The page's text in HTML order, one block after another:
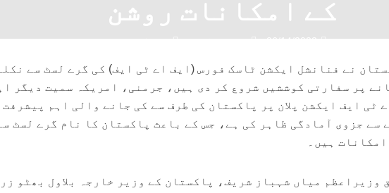
کے امکانات روشن
06/14/2022 تبصرہ لکھیے ویب ڈیسک
نے فنانشل ایکشن ٹاسک فورس (ایف اے ٹی ایف) کی گرے لسٹ سے
پر سفارتی کوششیں شروع کر دی ہیں، جرمنی، امریکہ سمیت دیگر
ٹی ایف ایکشن پلان پر پاکستان کی طرف سے کی جانے والی اہم پیشرفت
سے جزوی آمادگی ظاہر کی ہے، جس کے باعث پاکستان کا نام گرے لسٹ
ہیں۔
وزیراعظم میاں شہباز شریف، پاکستان کے وزیر خارجہ بلاول بھٹو